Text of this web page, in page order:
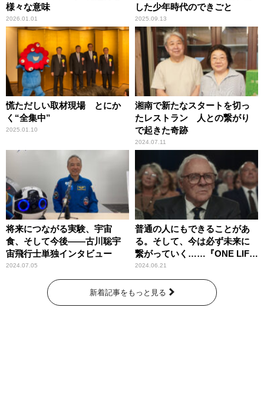
様々な意味
2026.01.01
した少年時代のできごと
2025.09.13
慌ただしい取材現場 とにか
く“全集中”
2025.01.10
湘南で新たなスタートを切っ
たレストラン 人との繋がり
で起きた奇跡
2024.07.11
将来につながる実験、宇宙
食、そして今後――古川聡宇
宙飛行士単独インタビュー
2024.07.05
普通の人にもできることがあ
る。そして、今は必ず未来に
繋がっていく……『ONE LIFE
奇跡が繋いだ6000の命』
2024.06.21
新着記事をもっと見る